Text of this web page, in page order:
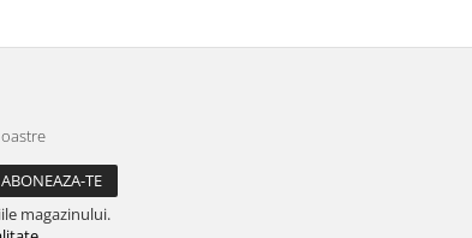
magazinului.